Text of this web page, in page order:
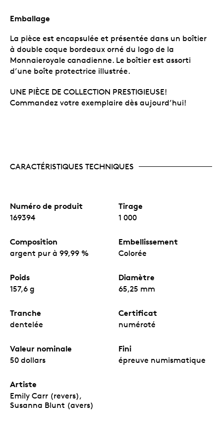
Emballage
La pièce est encapsulée et présentée dans un boîtier
à double coque bordeaux orné du logo de la
Monnaieroyale canadienne. Le boîtier est assorti
d’une boîte protectrice illustrée.
UNE PIÈCE DE COLLECTION PRESTIGIEUSE!
Commandez votre exemplaire dès aujourd’hui!
CARACTÉRISTIQUES TECHNIQUES
Numéro de produit
169394
Tirage
1 000
Composition
argent pur à 99,99 %
Embellissement
Colorée
Poids
157,6 g
Diamètre
65,25 mm
Tranche
dentelée
Certificat
numéroté
Valeur nominale
50 dollars
Fini
épreuve numismatique
Artiste
Emily Carr (revers),
Susanna Blunt (avers)